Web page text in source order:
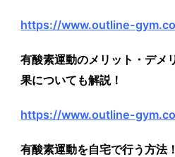
https://www.outline-
有酸素運動のメリット・デメ
果についても解説！
https://www.outline-
有酸素運動を自宅で行う方法